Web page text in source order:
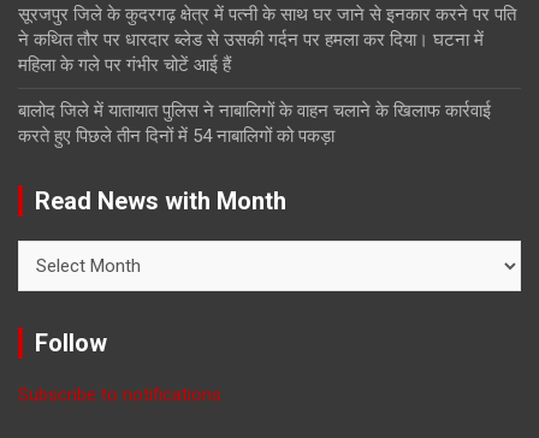
सूरजपुर जिले के कुदरगढ़ क्षेत्र में पत्नी के साथ घर जाने से इनकार करने पर पति
ने कथित तौर पर धारदार ब्लेड से उसकी गर्दन पर हमला कर दिया। घटना में
महिला के गले पर गंभीर चोटें आई हैं
बालोद जिले में यातायात पुलिस ने नाबालिगों के वाहन चलाने के खिलाफ कार्रवाई
करते हुए पिछले तीन दिनों में 54 नाबालिगों को पकड़ा
Read News with Month
News
Month
Follow
Subscribe to notifications